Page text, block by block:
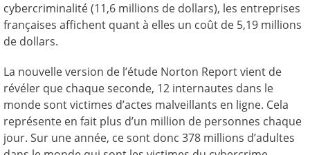
cybercriminalité (11,6 millions de dollars), les entreprises
françaises affichent quant à elles un coût de 5,19 millions
de dollars.
La nouvelle version de l’étude Norton Report vient de
révéler que chaque seconde, 12 internautes dans le
monde sont victimes d’actes malveillants en ligne. Cela
représente en fait plus d’un million de personnes chaque
jour. Sur une année, ce sont donc 378 millions d’adultes